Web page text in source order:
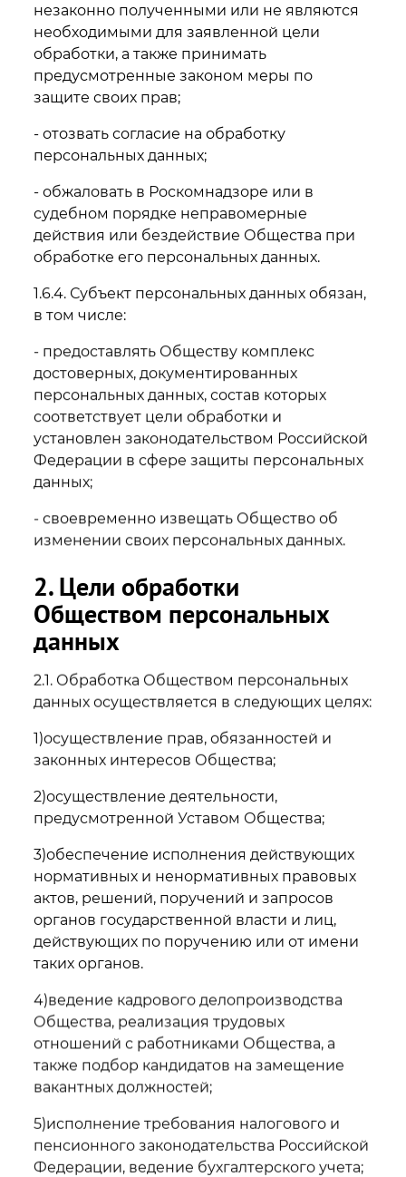
незаконно полученными или не являются
необходимыми для заявленной цели
обработки, а также принимать
предусмотренные законом меры по
защите своих прав;
- отозвать согласие на обработку
персональных данных;
- обжаловать в Роскомнадзоре или в
судебном порядке неправомерные
действия или бездействие Общества при
обработке его персональных данных.
1.6.4. Субъект персональных данных обязан,
в том числе:
- предоставлять Обществу комплекс
достоверных, документированных
персональных данных, состав которых
соответствует цели обработки и
установлен законодательством Российской
Федерации в сфере защиты персональных
данных;
- своевременно извещать Общество об
изменении своих персональных данных.
2. Цели обработки
Обществом персональных
данных
2.1. Обработка Обществом персональных
данных осуществляется в следующих целях:
1)осуществление прав, обязанностей и
законных интересов Общества;
2)осуществление деятельности,
предусмотренной Уставом Общества;
3)обеспечение исполнения действующих
нормативных и ненормативных правовых
актов, решений, поручений и запросов
органов государственной власти и лиц,
действующих по поручению или от имени
таких органов.
4)ведение кадрового делопроизводства
Общества, реализация трудовых
отношений с работниками Общества, а
также подбор кандидатов на замещение
вакантных должностей;
5)исполнение требования налогового и
пенсионного законодательства Российской
Федерации, ведение бухгалтерского учета;